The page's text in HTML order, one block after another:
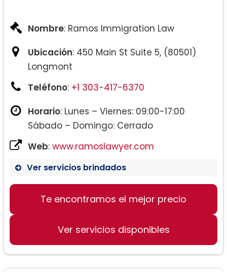
Nombre: Ramos Immigration Law
Ubicación: 450 Main St Suite 5, (80501)
Longmont
Teléfono: +1 303-417-6370
Horario: Lunes – Viernes: 09:00-17:00
Sábado – Domingo: Cerrado
Web: www.ramoslawyer.com
Ver servicios brindados
Te encontramos el mejor precio
Ver servicios disponibles